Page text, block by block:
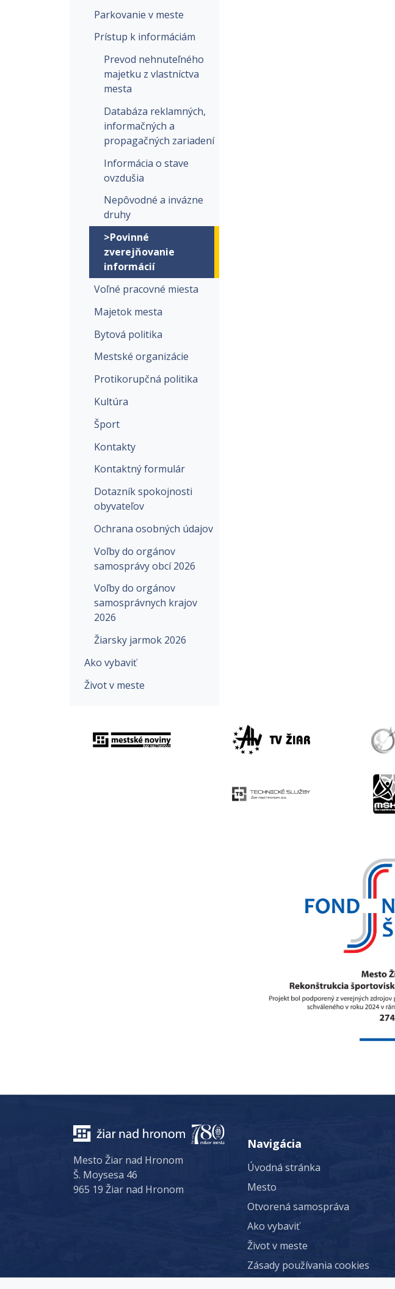
Parkovanie v meste
Prístup k informáciám
Prevod nehnuteľného
majetku z vlastníctva
mesta
Databáza reklamných,
informačných a
propagačných zariadení
Informácia o stave
ovzdušia
Nepôvodné a invázne
druhy
>Povinné
zverejňovanie
informácií
Voľné pracovné miesta
Majetok mesta
Bytová politika
Mestské organizácie
Protikorupčná politika
Kultúra
Šport
Kontakty
Kontaktný formulár
Dotazník spokojnosti
obyvateľov
Ochrana osobných údajov
Voľby do orgánov
samosprávy obcí 2026
Voľby do orgánov
samosprávnych krajov
2026
Žiarsky jarmok 2026
Ako vybaviť
Život v meste
Mesto Žiar nad Hronom
Š. Moysesa 46
965 19 Žiar nad Hronom
Navigácia
Úvodná stránka
Mesto
Otvorená samospráva
Ako vybaviť
Život v meste
Zásady používania cookies